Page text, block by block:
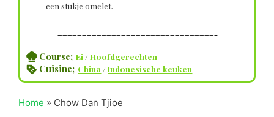
een stukje omelet.
————————————————————————————————–
Course; Ei /Hoofdgerechten
Cuisine; China /Indonesische keuken
Home » Chow Dan Tjioe